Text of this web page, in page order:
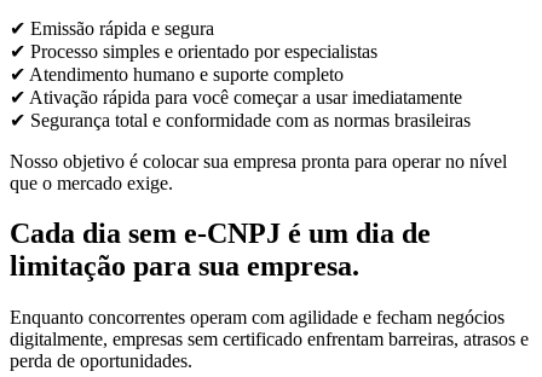
✔ Emissão rápida e segura
✔ Processo simples e orientado por especialistas
✔ Atendimento humano e suporte completo
✔ Ativação rápida para você começar a usar imediatamente
✔ Segurança total e conformidade com as normas brasileiras
Nosso objetivo é colocar sua empresa pronta para operar no nível
que o mercado exige.
Cada dia sem e-CNPJ é um dia de
limitação para sua empresa.
Enquanto concorrentes operam com agilidade e fecham negócios
digitalmente, empresas sem certificado enfrentam barreiras, atrasos e
perda de oportunidades.